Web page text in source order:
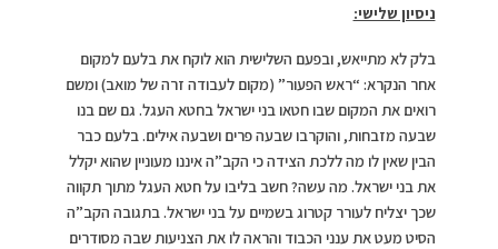
ניסיון שלישי:
בלק לא מתייאש, ובפעם השלישית הוא לוקח את בלעם למקום
אחר הנקרא: “ראש הפעור” (מקום לעבודה זרה של מואב) ומשם
רואים את המקום שבו חטאו בני ישראל בחטא העגל. גם שם בנו
שבעה מזבחות, והוקרבו שבעה פרים ושבעה אילים. בלעם כבר
הבין שאין לו מה ללכת הצידה כי הקב”ה איננו מעוניין שהוא יקלל
את בני ישראל. מה עשה? חשב בליבו על חטא העגל מתוך תקווה
שכך יצליח לעורר קטרוג בשמיים על בני ישראל. בתגובה הקב”ה
הסיט מעט את ענני הכבוד והראה לו את הצניעות שבה מסודרים